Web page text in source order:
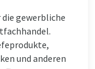
gewerbliche
und anderen